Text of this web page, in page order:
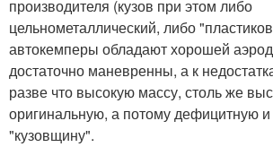
производителя (кузов при этом либо
цельнометаллический, либо
автокемперы обладают хорошей
достаточно маневренны, а к
разве что высокую массу, столь же
оригинальную, а потому дефицитную
"кузовщину".